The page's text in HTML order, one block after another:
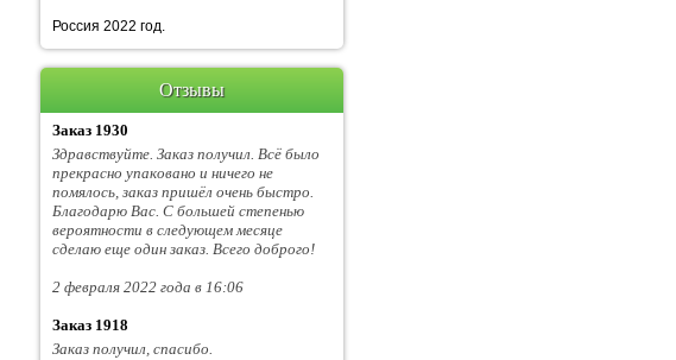
Россия 2022 год.
Отзывы
Заказ 1930
Здравствуйте. Заказ получил. Всё было
прекрасно упаковано и ничего не
помялось, заказ пришёл очень быстро.
Благодарю Вас. С большей степенью
вероятности в следующем месяце
сделаю еще один заказ. Всего доброго!
2 февраля 2022 года в 16:06
Заказ 1918
Заказ получил, спасибо.